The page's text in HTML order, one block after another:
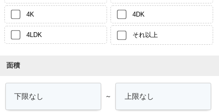
4K 4DK
4LDK それ以上
面積
～